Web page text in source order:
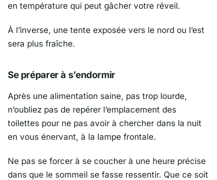
en température qui peut gâcher votre réveil.
À l’inverse, une tente exposée vers le nord ou l’est
sera plus fraîche.
Se préparer à s’endormir
Après une alimentation saine, pas trop lourde,
n’oubliez pas de repérer l’emplacement des
toilettes pour ne pas avoir à chercher dans la nuit
en vous énervant, à la lampe frontale.
Ne pas se forcer à se coucher à une heure précise
dans que le sommeil se fasse ressentir. Que ce soit